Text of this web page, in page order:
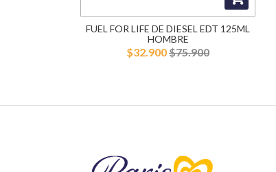
FUEL FOR LIFE DE DIESEL EDT 125ML
HOMBRE
$32.900$75.900